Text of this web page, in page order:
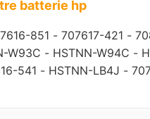
batterie hp
851 - 707617-421 -
W93C - HSTNN-W94C -
541 - HSTNN-LB4J -